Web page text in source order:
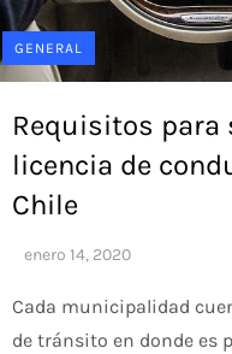
GENERAL
Requisitos para
licencia de
Chile
Cada municipalidad
de tránsito en donde es